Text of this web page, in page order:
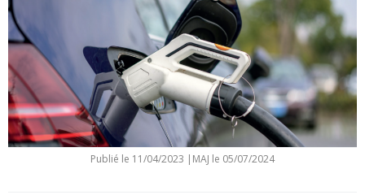
Publié le 11/04/2023 | MAJ le 05/07/2024